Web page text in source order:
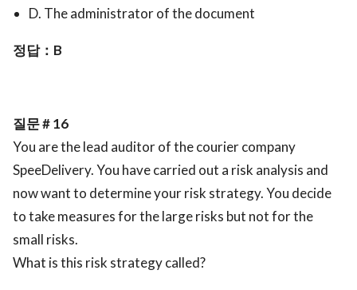
D. The administrator of the document
정답：B
질문 # 16
You are the lead auditor of the courier company
SpeeDelivery. You have carried out a risk analysis and
now want to determine your risk strategy. You decide
to take measures for the large risks but not for the
small risks.
What is this risk strategy called?